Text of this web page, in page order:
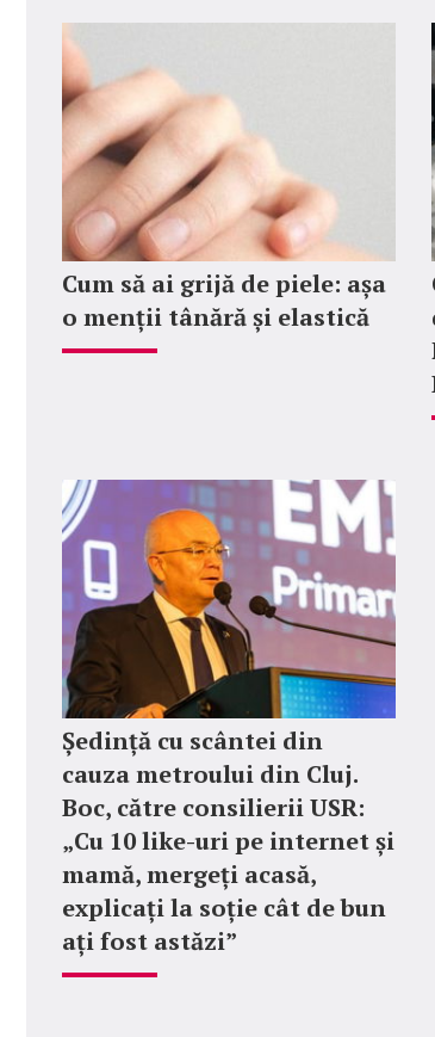
Cum să ai grijă de piele: așa
o menții tânără și elastică
Ședință cu scântei din
cauza metroului din Cluj.
Boc, către consilierii USR:
„Cu 10 like-uri pe internet și
mamă, mergeți acasă,
explicați la soție cât de bun
ați fost astăzi”